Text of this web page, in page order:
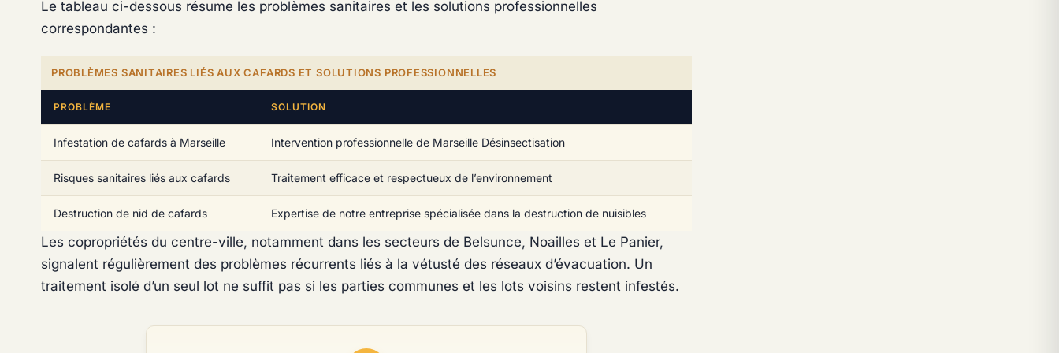
Le tableau ci-dessous résume les problèmes sanitaires et les solutions professionnelles
correspondantes :
PROBLÈMES SANITAIRES LIÉS AUX CAFARDS ET SOLUTIONS PROFESSIONNELLES
PROBLÈME SOLUTION
Infestation de cafards à Marseille Intervention professionnelle de Marseille Désinsectisation
Risques sanitaires liés aux cafards Traitement efficace et respectueux de l’environnement
Destruction de nid de cafards Expertise de notre entreprise spécialisée dans la destruction de nuisibles
Les copropriétés du centre-ville, notamment dans les secteurs de Belsunce, Noailles et Le Panier,
signalent régulièrement des problèmes récurrents liés à la vétusté des réseaux d’évacuation. Un
traitement isolé d’un seul lot ne suffit pas si les parties communes et les lots voisins restent infestés.